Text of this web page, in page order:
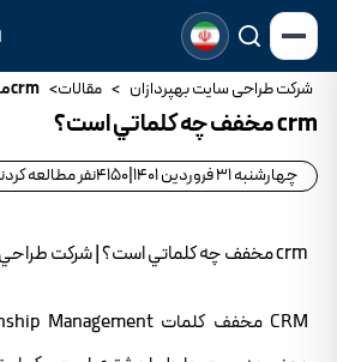
شرکت طراحی سایت بهپردازان > مقالات> crm مخفف چه کلماتي است؟
crm مخفف چه کلماتي است؟
چهارشنبه 31 فروردین 1401 4150نفر مطالعه
crm مخفف چه کلماتي است؟ | شرکت طراحي سايت بهپردازن